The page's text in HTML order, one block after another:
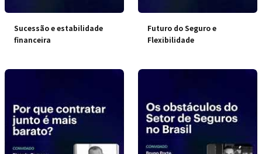
Sucessão e estabilidade
financeira
Futuro do Seguro e
Flexibilidade